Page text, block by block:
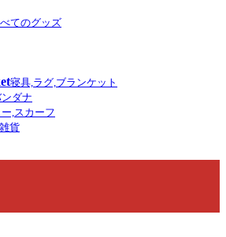
てのグッズ
寝具,ラグ,ブランケット
ダナ
,スカーフ
貨